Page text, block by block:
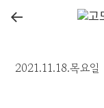
←
2021.11.18.목요일